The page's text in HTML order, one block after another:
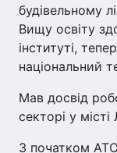
будівельному
Вищу освіту
інституті,
національний
Мав досвід
секторі у місті
З початком